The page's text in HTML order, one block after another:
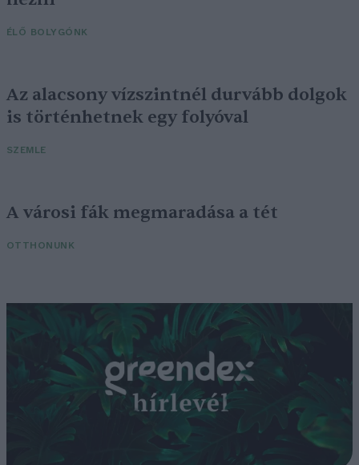
ÉLŐ BOLYGÓNK
Az alacsony vízszintnél durvább dolgok
is történhetnek egy folyóval
SZEMLE
A városi fák megmaradása a tét
OTTHONUNK